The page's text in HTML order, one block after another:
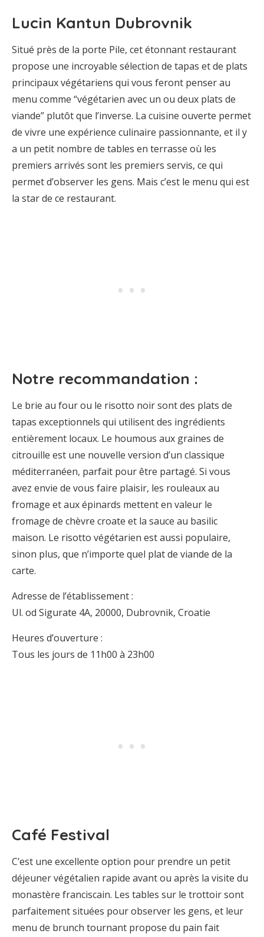
Lucin Kantun Dubrovnik
Situé près de la porte Pile, cet étonnant restaurant
propose une incroyable sélection de tapas et de plats
principaux végétariens qui vous feront penser au
menu comme “végétarien avec un ou deux plats de
viande” plutôt que l’inverse. La cuisine ouverte permet
de vivre une expérience culinaire passionnante, et il y
a un petit nombre de tables en terrasse où les
premiers arrivés sont les premiers servis, ce qui
permet d’observer les gens. Mais c’est le menu qui est
la star de ce restaurant.
Notre recommandation :
Le brie au four ou le risotto noir sont des plats de
tapas exceptionnels qui utilisent des ingrédients
entièrement locaux. Le houmous aux graines de
citrouille est une nouvelle version d’un classique
méditerranéen, parfait pour être partagé. Si vous
avez envie de vous faire plaisir, les rouleaux au
fromage et aux épinards mettent en valeur le
fromage de chèvre croate et la sauce au basilic
maison. Le risotto végétarien est aussi populaire,
sinon plus, que n’importe quel plat de viande de la
carte.
Adresse de l’établissement :
Ul. od Sigurate 4A, 20000, Dubrovnik, Croatie
Heures d’ouverture :
Tous les jours de 11h00 à 23h00
Café Festival
C’est une excellente option pour prendre un petit
déjeuner végétalien rapide avant ou après la visite du
monastère franciscain. Les tables sur le trottoir sont
parfaitement situées pour observer les gens, et leur
menu de brunch tournant propose du pain fait